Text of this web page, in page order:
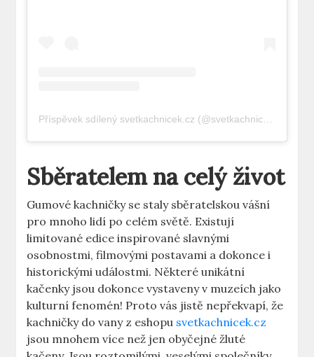
Příspěvek sdílený svetkachnicek.cz (@svetkachnicek.cz)
Sběratelem na celý život
Gumové kachničky se staly sběratelskou vášní
pro mnoho lidí po celém světě. Existují
limitované edice inspirované slavnými
osobnostmi, filmovými postavami a dokonce i
historickými událostmi. Některé unikátní
kačenky jsou dokonce vystaveny v muzeích jako
kulturní fenomén! Proto vás jistě nepřekvapí, že
kachničky do vany z eshopu svetkachnicek.cz
jsou mnohem více než jen obyčejné žluté